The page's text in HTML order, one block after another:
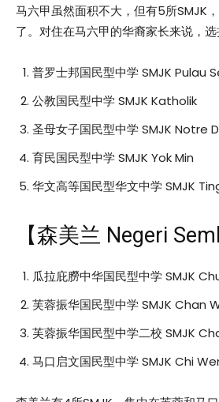
马六甲虽然面积不大，但有5所SMJK
了。对住在马六甲的华裔家长来说，选
普罗士邦国民型中学 SMJK Pulau
公教国民型中学 SMJK Katholik
圣母女子国民型中学 SMJK Notre
育民国民型中学 SMJK Yok Min
华文高等国民型华文中学 SMJK
【森美兰 Negeri
瓜拉庇朥中华国民型中学 SMJK
芙蓉振华国民型中学 SMJK Chan
芙蓉振华国民型中学二校 SMJK
马口启文国民型中学 SMJK Chi